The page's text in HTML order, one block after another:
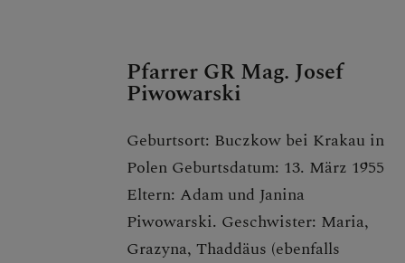
PFARRTEAM
AKTIONEN
Pfarrer GR Mag. Josef
Piwowarski
Geburtsort: Buczkow bei Krakau in
Polen Geburtsdatum: 13. März 1955
Eltern: Adam und Janina
Piwowarski. Geschwister: Maria,
Grazyna, Thaddäus (ebenfalls